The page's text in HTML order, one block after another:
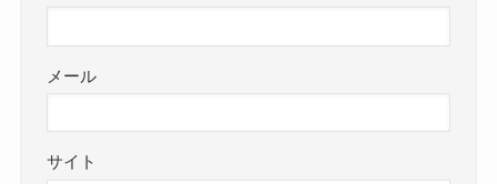
メール
サイト